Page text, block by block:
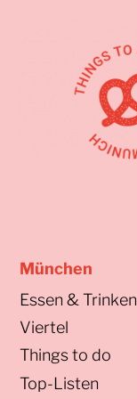
München
Essen & Trinken
Viertel
Things to do
Top-Listen